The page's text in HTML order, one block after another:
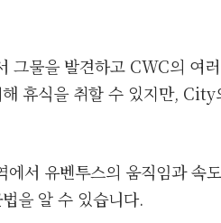
물을 발견하고 CWC의 여
휴식을 취할 수 있지만,
서 유벤투스의 움직임과 속
을 알 수 있습니다.